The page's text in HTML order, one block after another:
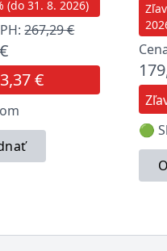
(do 31. 8. 2026)
267,29 €
€
🟢